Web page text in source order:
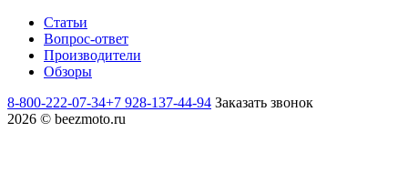
Статьи
Вопрос-ответ
Производители
Обзоры
8-800-222-07-34+7 928-137-44-94 Заказать звонок
2026 © beezmoto.ru